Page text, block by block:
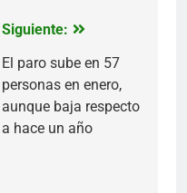
Siguiente:
El paro sube en 57
personas en enero,
aunque baja respecto
a hace un año